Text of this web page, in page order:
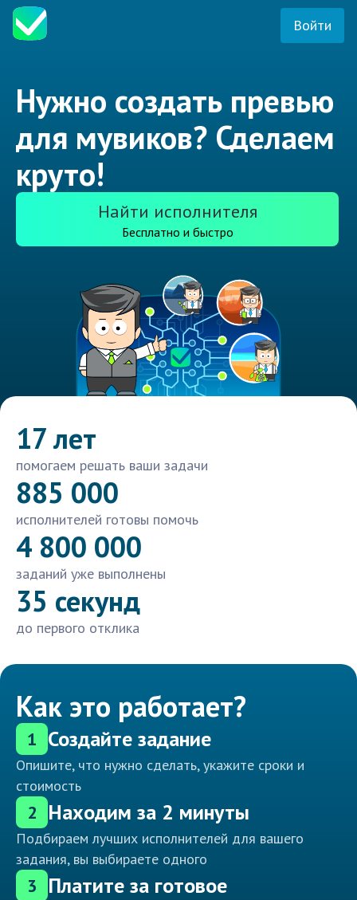
Войти
Нужно создать превью
для мувиков? Сделаем
круто!
Найти исполнителя
Бесплатно и быстро
17 лет
помогаем решать ваши задачи
885 000
исполнителей готовы помочь
4 800 000
заданий уже выполнены
35 секунд
до первого отклика
Как это работает?
1 Создайте задание
Опишите, что нужно сделать, укажите сроки и
стоимость
2 Находим за 2 минуты
Подбираем лучших исполнителей для вашего
задания, вы выбираете одного
3 Платите за готовое